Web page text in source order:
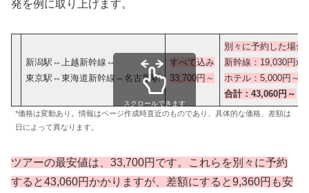
発を例に取り上げます。
新潟駅⇔上越新幹線⇔
東京駅⇔東海道新幹線⇔名古屋駅
すべて込み
33,700円 ～
別々に予約した場合
新幹線：19,030円x2
ホテル：5,000円～
合計：43,060円～
スクロールできます
*価格は変動あり。情報はページ作成時直近のものであり、具体的な価格、差額は
日によって異なります。
ツアーの最安値は、33,700円です。これらを別々に予約
すると43,060円かかりますが、差額にすると9,360円も安